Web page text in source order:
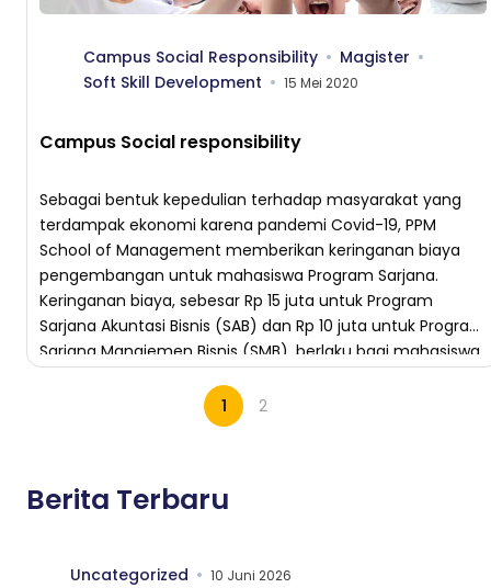
Campus Social Responsibility
Magister
Soft Skill Development
15 Mei 2020
Campus Social responsibility
Sebagai bentuk kepedulian terhadap masyarakat yang
terdampak ekonomi karena pandemi Covid-19, PPM
School of Management memberikan keringanan biaya
pengembangan untuk mahasiswa Program Sarjana.
Keringanan biaya, sebesar Rp 15 juta untuk Program
Sarjana Akuntasi Bisnis (SAB) dan Rp 10 juta untuk Program
Sarjana Manajemen Bisnis (SMB), berlaku bagi mahasiswa
1 2
Berita Terbaru
Uncategorized 10 Juni 2026